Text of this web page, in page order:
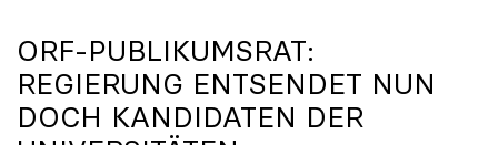
ORF-PUBLIKUMSRAT:
REGIERUNG ENTSENDET NUN
DOCH KANDIDATEN DER